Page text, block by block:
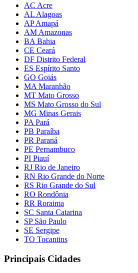
AC Acre
AL Alagoas
AP Amapá
AM Amazonas
BA Bahia
CE Ceará
DF Distrito Federal
ES Espírito Santo
GO Goiás
MA Maranhão
MT Mato Grosso
MS Mato Grosso do Sul
MG Minas Gerais
PA Pará
PB Paraíba
PR Paraná
PE Pernambuco
PI Piauí
RJ Rio de Janeiro
RN Rio Grande do Norte
RS Rio Grande do Sul
RO Rondônia
RR Roraima
SC Santa Catarina
SP São Paulo
SE Sergipe
TO Tocantins
Principais Cidades